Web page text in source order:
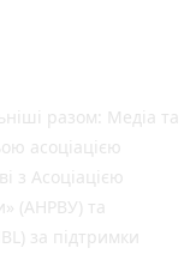
разом: Медіа та
асоціацією
з Асоціацією
(АНРВУ) та
за підтримки